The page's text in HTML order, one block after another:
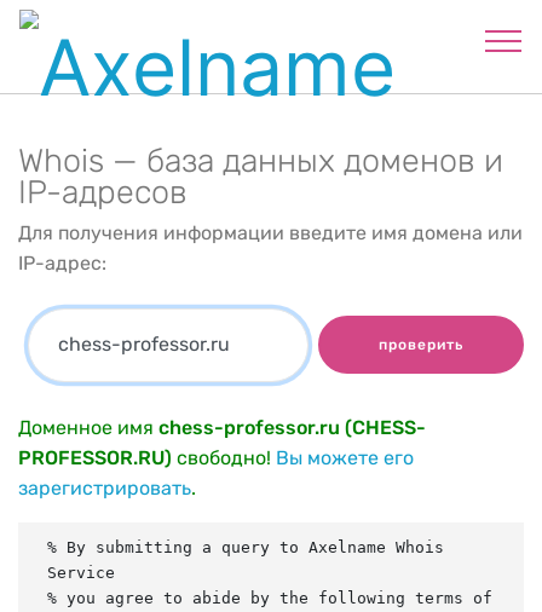
Whois — база данных доменов и
IP-адресов
Для получения информации введите имя домена или
IP-адрес:
проверить
Доменное имя chess-professor.ru (CHESS-
PROFESSOR.RU) свободно! Вы можете его
зарегистрировать.
% By submitting a query to Axelname Whois
Service
% you agree to abide by the following terms of